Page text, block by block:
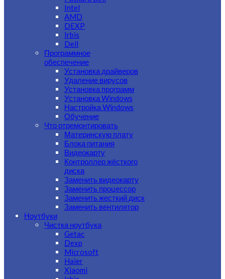
Intel
AMD
DEXP
Irbis
Dell
Программное
обеспечение
Установка драйверов
Удаление вирусов
Установка программ
Установка Windows
Настройка Windows
Обучение
Что отремонтировать
Материнскую плату
Блока питания
Видеокарту
Контроллер жёсткого
диска
Заменить видеокарту
Заменить процессор
Заменить жесткий диск
Заменить вентилятор
Ноутбуки
Чистка ноутбука
Getac
Dexp
Microsoft
Haier
Xiaomi